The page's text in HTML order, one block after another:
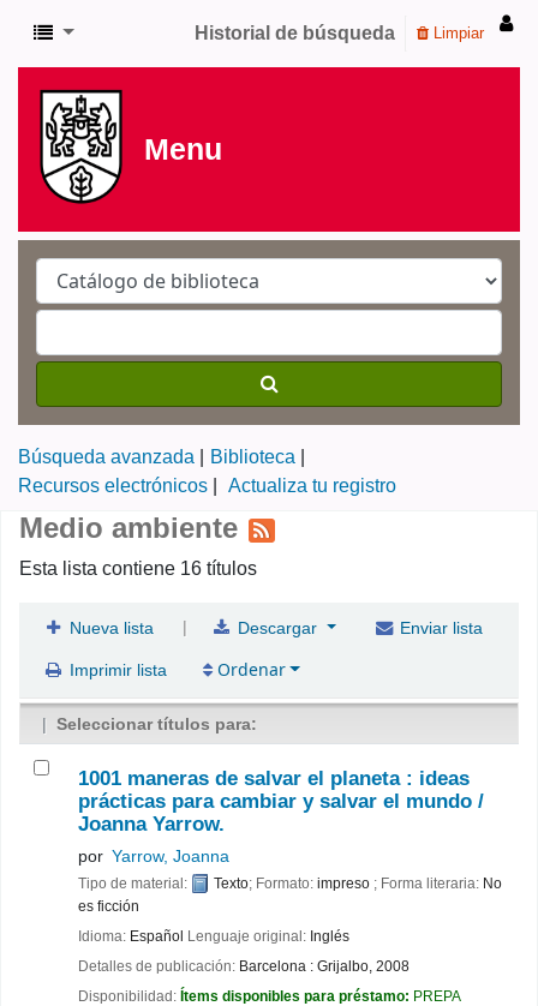
Historial de búsqueda Limpiar
Menu
Búsqueda avanzada
Biblioteca
Recursos electrónicos
Actualiza tu registro
Medio ambiente
Esta lista contiene 16 títulos
Nueva lista | Descargar Enviar lista
Imprimir lista Ordenar
Seleccionar títulos para:
1001 maneras de salvar el planeta : ideas
prácticas para cambiar y salvar el mundo /
Joanna Yarrow.
por Yarrow, Joanna
Tipo de material: Texto; Formato: impreso ; Forma literaria: No
es ficción
Idioma: Español Lenguaje original: Inglés
Detalles de publicación: Barcelona : Grijalbo, 2008
Disponibilidad: Ítems disponibles para préstamo: PREPA